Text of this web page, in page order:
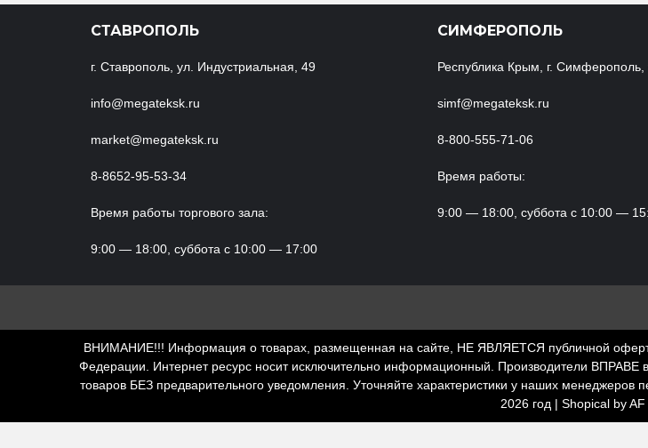
СТАВРОПОЛЬ
г. Ставрополь, ул. Индустриальная, 49
info@megateksk.ru
market@megateksk.ru
8-8652-95-53-34
Время работы торгового зала:
9:00 — 18:00, суббота с 10:00 — 17:00
СИМФЕРОПОЛЬ
Республика Крым, г. Симферополь,
simf@megateksk.ru
8-800-555-71-06
Время работы:
9:00 — 18:00, суббота с 10:00 —
ВНИМАНИЕ!!! Информация о товарах, размещенная на сайте, НЕ ЯВЛЯЕТСЯ публичной
Федерации. Интернет ресурс носит исключительно информационный. Производители ВПРАВЕ
товаров БЕЗ предварительного уведомления. Уточняйте характеристики у наших
2026 год | Shopical by AF